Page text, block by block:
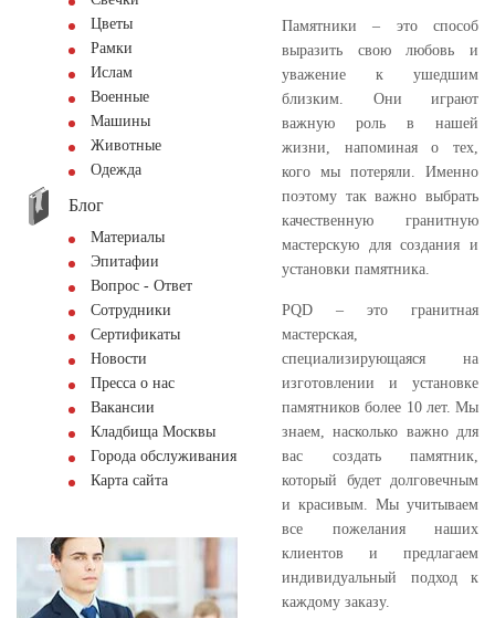
Цветы
Рамки
Ислам
Военные
Машины
Животные
Одежда
Блог
Материалы
Эпитафии
Вопрос - Ответ
Сотрудники
Сертификаты
Новости
Пресса о нас
Вакансии
Кладбища Москвы
Города обслуживания
Карта сайта
Памятники – это способ
выразить свою любовь и
уважение к ушедшим
близким. Они играют
важную роль в нашей
жизни, напоминая о тех,
кого мы потеряли. Именно
поэтому так важно выбрать
качественную гранитную
мастерскую для создания и
установки памятника.
PQD – это гранитная
мастерская,
специализирующаяся на
изготовлении и установке
памятников более 10 лет. Мы
знаем, насколько важно для
вас создать памятник,
который будет долговечным
и красивым. Мы учитываем
все пожелания наших
клиентов и предлагаем
индивидуальный подход к
каждому заказу.